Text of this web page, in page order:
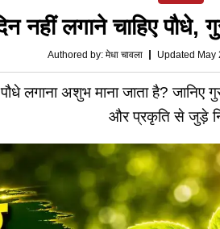
नहीं लगाने चाहिए पौधे,
Authored by: मेधा चावला Updated May
अशुभ माना जाता है? जानिए
और प्रकृति से जुड़े